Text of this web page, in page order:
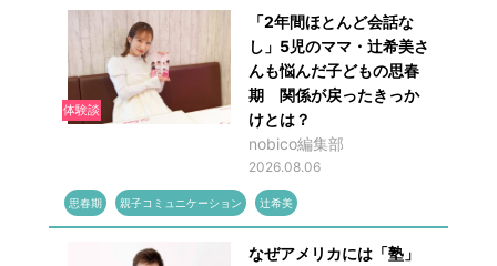
体験談
「2年間ほとんど会話な
し」5児のママ・辻希美さ
んも悩んだ子どもの思春
期 関係が戻ったきっか
けとは？
nobico編集部
2026.08.06
思春期 親子コミュニケーション 辻希美
なぜアメリカには「塾」